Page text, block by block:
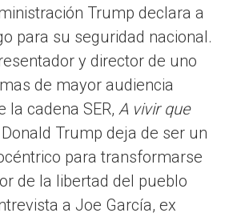
Trump declara a
para su seguridad nacional.
y director de uno
de mayor audiencia
la cadena SER, A vivir que
Trump deja de ser un
para transformarse
de la libertad del pueblo
a Joe García, ex